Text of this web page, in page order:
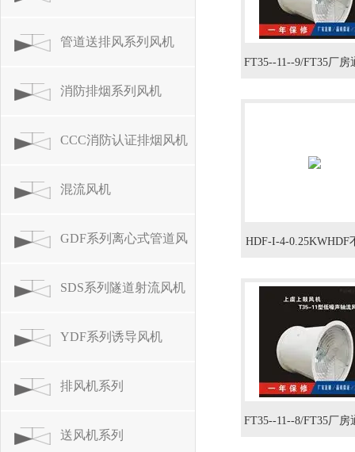
管道送排风系列风机
消防排烟系列风机
CCC消防认证排烟风机
系列
混流风机
GDF系列离心式管道风
机
SDS系列隧道射流风机
YDF系列诱导风机
排风机系列
送风机系列
FT35--11--9/FT35厂房
HDF-I-4-0.25KWHDF
FT35--11--8/FT35厂房